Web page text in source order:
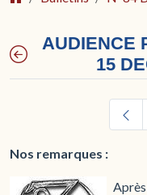
AUDIENCE
15
Nos remarques :